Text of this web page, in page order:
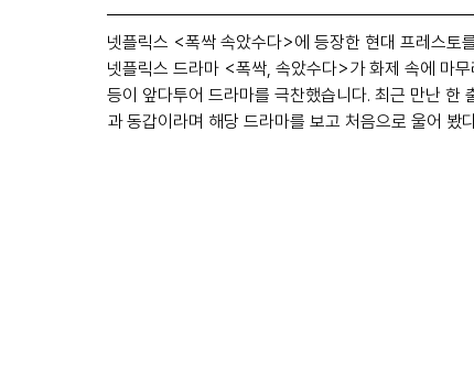
넷플릭스 <폭싹 속았수다>에 등장한 현대 프레스토
넷플릭스 드라마 <폭싹, 속았수다>가 화제 속에 마
등이 앞다투어 드라마를 극찬했습니다. 최근 만난 한
과 동갑이라며 해당 드라마를 보고 처음으로 울어 봤